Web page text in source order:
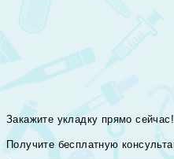
Закажите укладку прямо сейчас!
Получите бесплатную